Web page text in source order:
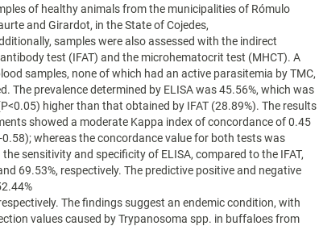
of healthy animals from the municipalities of Rómulo
and Girardot, in the State of Cojedes,
samples were also assessed with the indirect
test (IFAT) and the microhematocrit test (MHCT). A
samples, none of which had an active parasitemia by TMC,
The prevalence determined by ELISA was 45.56%, which was
higher than that obtained by IFAT (28.89%). The results
showed a moderate Kappa index of concordance of 0.45
0.58); whereas the concordance value for both tests was
sensitivity and specificity of ELISA, compared to the IFAT,
69.53%, respectively. The predictive positive and negative
The findings suggest an endemic condition, with
values caused by Trypanosoma spp. in buffaloes from